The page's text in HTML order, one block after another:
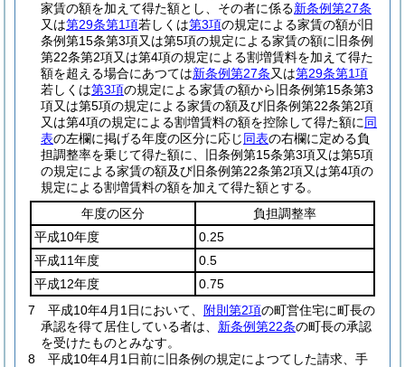
家賃の額を加えて得た額とし、その者に係る新条例第27条
又は第29条第1項若しくは第3項の規定による家賃の額が旧
条例第15条第3項又は第5項の規定による家賃の額に旧条例
第22条第2項又は第4項の規定による割増賃料を加えて得た
額を超える場合にあつては新条例第27条又は第29条第1項
若しくは第3項の規定による家賃の額から旧条例第15条第3
項又は第5項の規定による家賃の額及び旧条例第22条第2項
又は第4項の規定による割増賃料の額を控除して得た額に同
表の左欄に掲げる年度の区分に応じ同表の右欄に定める負
担調整率を乗じて得た額に、旧条例第15条第3項又は第5項
の規定による家賃の額及び旧条例第22条第2項又は第4項の
規定による割増賃料の額を加えて得た額とする。
年度の区分
負担調整率
平成10年度
0.25
平成11年度
0.5
平成12年度
0.75
7
平成10年4月1日において、 附則第2項の町営住宅に町長の
承認を得て居住している者は、 新条例第22条の町長の承認
を受けたものとみなす。
8
平成10年4月1日前に旧条例の規定によつてした請求、手